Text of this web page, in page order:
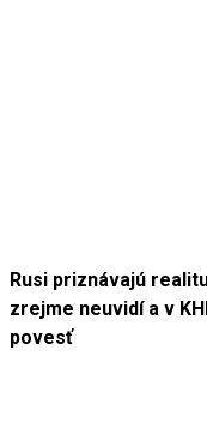
Rusi priznávajú
zrejme neuvidí a v
povesť